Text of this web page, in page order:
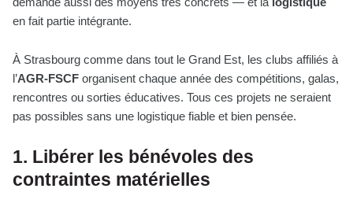
en fait partie intégrante.
À Strasbourg comme dans tout le Grand Est, les clubs affiliés à
l’AGR-FSCF organisent chaque année des compétitions, galas,
rencontres ou sorties éducatives. Tous ces projets ne seraient
pas possibles sans une logistique fiable et bien pensée.
1. Libérer les bénévoles des
contraintes matérielles